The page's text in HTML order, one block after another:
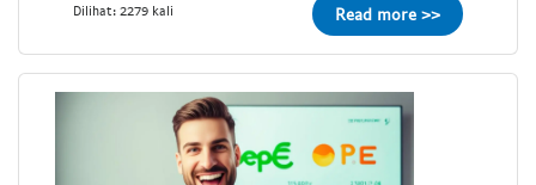
Dilihat: 2279 kali Read more >>